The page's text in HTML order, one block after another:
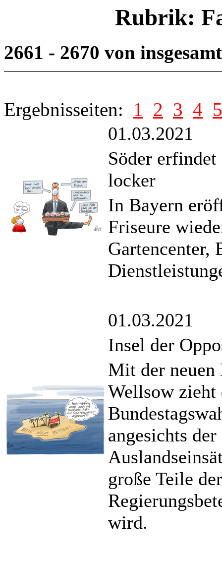
Rubrik:
2661 - 2670 von
Ergebnisseiten: 1 2 3 4 5
01.03.2021
Söder
locker
In Bayern
Friseure
Gartencenter,
01.03.2021
Insel der
Mit der neuen
Wellsow
angesichts
große Teile
wird.